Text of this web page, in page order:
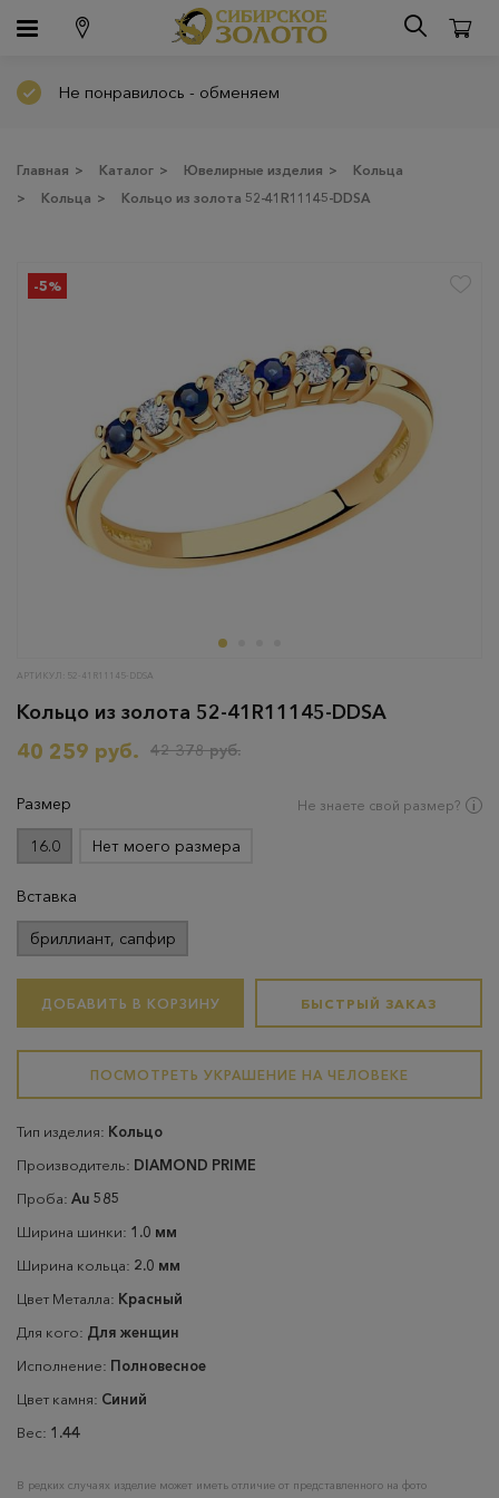
Не понравилось - обменяем
Главная > Каталог > Ювелирные изделия >
Кольца
>
Кольца > Кольцо из золота 52-41R11145-DDSA
-5%
АРТИКУЛ: 52-41R11145-DDSA
Кольцо из золота 52-41R11145-DDSA
40 259 руб.
42 378 руб.
Размер Не знаете свой размер?
16.0 Нет моего размера
Вставка
бриллиант, сапфир
ДОБАВИТЬ В КОРЗИНУ БЫСТРЫЙ ЗАКАЗ
ПОСМОТРЕТЬ УКРАШЕНИЕ НА ЧЕЛОВЕКЕ
Тип изделия: Кольцо
Производитель: DIAMOND PRIME
Проба: Au 585
Ширина шинки: 1.0 мм
Ширина кольца: 2.0 мм
Цвет Металла: Красный
Для кого: Для женщин
Исполнение: Полновесное
Цвет камня: Синий
Вес: 1.44
В редких случаях изделие может иметь отличие от представленного на фото